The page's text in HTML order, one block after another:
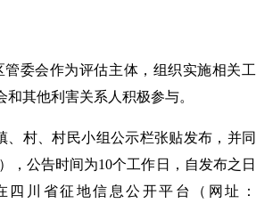
委会作为评估主体，组织实施相关工
其他利害关系人积极参与。
、村、村民小组公示栏张贴发布，并同
，公告时间为10个工作日，自发布之日
四川省征地信息公开平台（网址：